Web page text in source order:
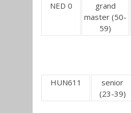
NED 0
grand
master (50-
59)
HUN611
senior
(23-39)